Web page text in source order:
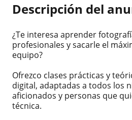
Descripción del
¿Te interesa aprender
profesionales y sacarle el
equipo?
Ofrezco clases prácticas y
digital, adaptadas a todos los
aficionados y personas que
técnica.